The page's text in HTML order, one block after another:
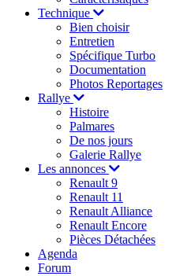
Technique
Bien choisir
Entretien
Spécifique Turbo
Documentation
Photos Reportages
Rallye
Histoire
Palmares
De nos jours
Galerie Rallye
Les annonces
Renault 9
Renault 11
Renault Alliance
Renault Encore
Pièces Détachées
Agenda
Forum